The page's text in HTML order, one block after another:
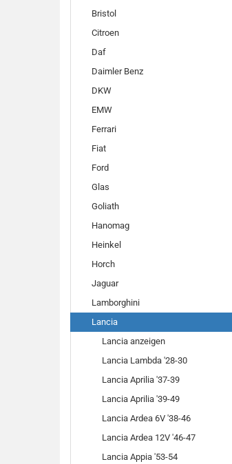
Bristol
Citroen
Daf
Daimler Benz
DKW
EMW
Ferrari
Fiat
Ford
Glas
Goliath
Hanomag
Heinkel
Horch
Jaguar
Lamborghini
Lancia
Lancia anzeigen
Lancia Lambda '28-30
Lancia Aprilia '37-39
Lancia Aprilia '39-49
Lancia Ardea 6V '38-46
Lancia Ardea 12V '46-47
Lancia Appia '53-54